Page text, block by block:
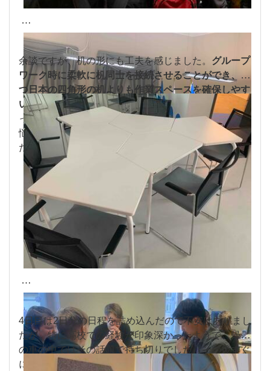
余談ですが、机の形にも工夫を感じました。 グループ
ワーク時に柔軟に机同士を接続させることができ、か
つ日本の四角形の机よりも作業スペースを確保しやす
い形をしています。生徒が自分の端末を持つようにな
ってからというものの、学校の机の狭さには日々頭を
悩ませていたので、日本に持ち帰りたいぐらいでし
た。
4日目は2日分の日程を詰め込んだので不安はありまし
たが、特に高校での経験が印象深かったようで、帰り
の車の中ではその話題で持ち切りでした（その後すぐ
に爆睡していましたが）。次は研修としては最終日、